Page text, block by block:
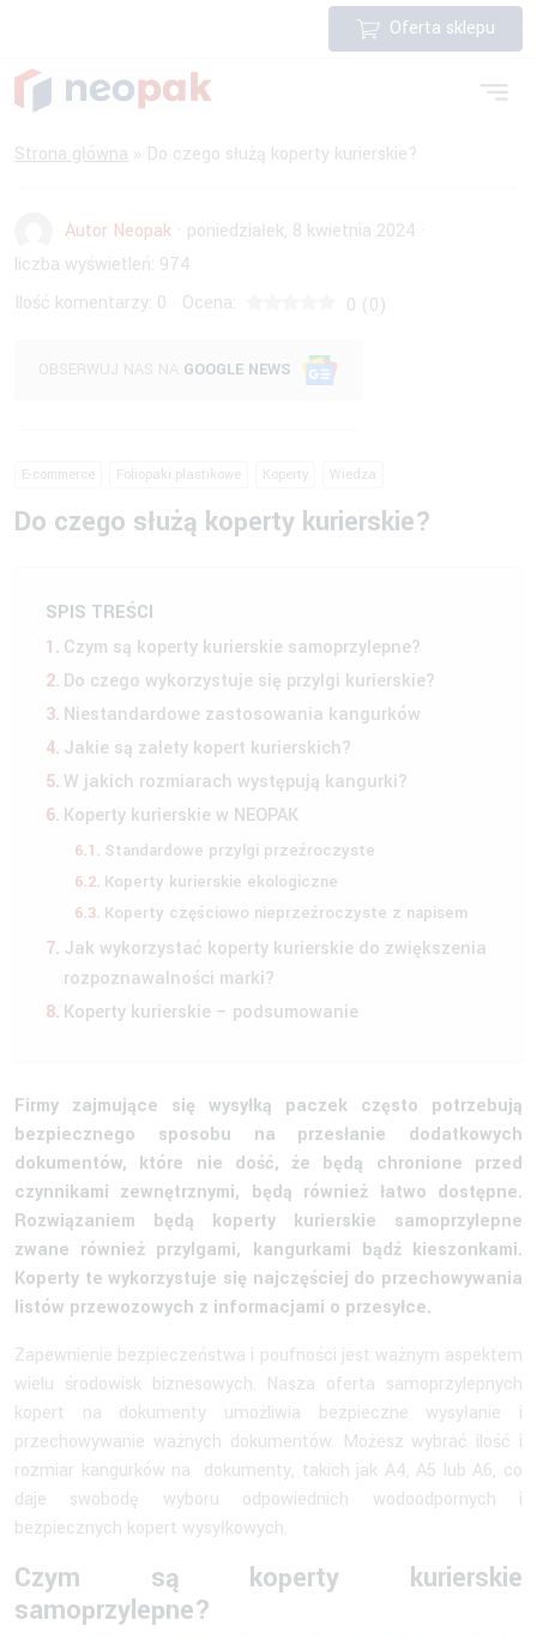
Oferta sklepu
Strona główna » Do czego służą koperty kurierskie?
Autor Neopak · poniedziałek, 8 kwietnia 2024 ·
liczba wyświetleń: 974
Ilość komentarzy: 0 · Ocena: 0 (0)
OBSERWUJ NAS NA GOOGLE NEWS
E-commerce Foliopaki plastikowe Koperty Wiedza
Do czego służą koperty kurierskie?
SPIS TREŚCI
Czym są koperty kurierskie samoprzylepne?
Do czego wykorzystuje się przylgi kurierskie?
Niestandardowe zastosowania kangurków
Jakie są zalety kopert kurierskich?
W jakich rozmiarach występują kangurki?
Koperty kurierskie w NEOPAK
Standardowe przylgi przeźroczyste
Koperty kurierskie ekologiczne
Koperty częściowo nieprzeźroczyste z napisem
Jak wykorzystać koperty kurierskie do zwiększenia
rozpoznawalności marki?
Koperty kurierskie – podsumowanie
Firmy zajmujące się wysyłką paczek często potrzebują
bezpiecznego sposobu na przesłanie dodatkowych
dokumentów, które nie dość, że będą chronione przed
czynnikami zewnętrznymi, będą również łatwo dostępne.
Rozwiązaniem będą koperty kurierskie samoprzylepne
zwane również przylgami, kangurkami bądź kieszonkami.
Koperty te wykorzystuje się najczęściej do przechowywania
listów przewozowych z informacjami o przesyłce.
Zapewnienie bezpieczeństwa i poufności jest ważnym aspektem
wielu środowisk biznesowych. Nasza oferta samoprzylepnych
kopert na dokumenty umożliwia bezpieczne wysyłanie i
przechowywanie ważnych dokumentów. Możesz wybrać ilość i
rozmiar kangurków na dokumenty, takich jak A4, A5 lub A6, co
daje swobodę wyboru odpowiednich wodoodpornych i
bezpiecznych kopert wysyłkowych.
Czym są koperty kurierskie
samoprzylepne?